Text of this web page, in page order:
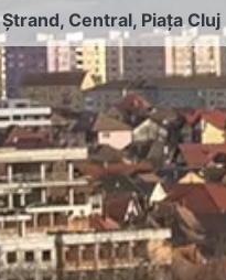
Ștrand, Central, Piața Cluj